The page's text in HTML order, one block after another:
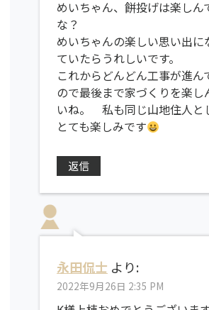
めいちゃん、餅投げは楽しん
な？
めいちゃんの楽しい思い出に
ていたらうれしいです。
これからどんどん工事が進ん
ので最後まで家づくりを楽し
いね。 私も同じ山地住人と
とても楽しみです
返信
永田侃士 より:
2022年9月26日 2:35 PM